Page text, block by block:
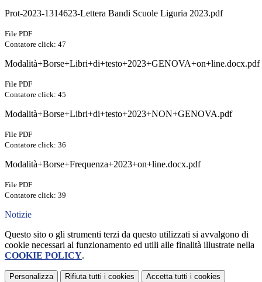
Prot-2023-1314623-Lettera Bandi Scuole Liguria 2023.pdf
File PDF
Contatore click: 47
Modalità+Borse+Libri+di+testo+2023+GENOVA+on+line.docx.pdf
File PDF
Contatore click: 45
Modalità+Borse+Libri+di+testo+2023+NON+GENOVA.pdf
File PDF
Contatore click: 36
Modalità+Borse+Frequenza+2023+on+line.docx.pdf
File PDF
Contatore click: 39
Notizie
Questo sito o gli strumenti terzi da questo utilizzati si avvalgono di
cookie necessari al funzionamento ed utili alle finalità illustrate nella
COOKIE POLICY.
Personalizza Rifiuta tutti i cookies Accetta tutti i cookies